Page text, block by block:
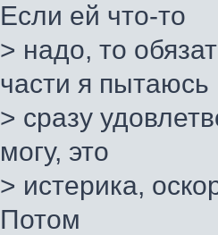
Если ей что-то
> надо, то
части я пытаюсь
> сразу
могу, это
> истерика,
Потом